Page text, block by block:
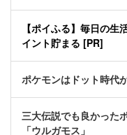
【ポイふる】毎日の
イント貯まる [PR]
ポケモンはドット時代
三大伝説でも良かった
「ウルガモス」